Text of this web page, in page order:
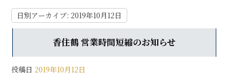
日別アーカイブ: 2019年10月12日
香住鶴 営業時間短縮のお知らせ
投稿日 2019年10月12日